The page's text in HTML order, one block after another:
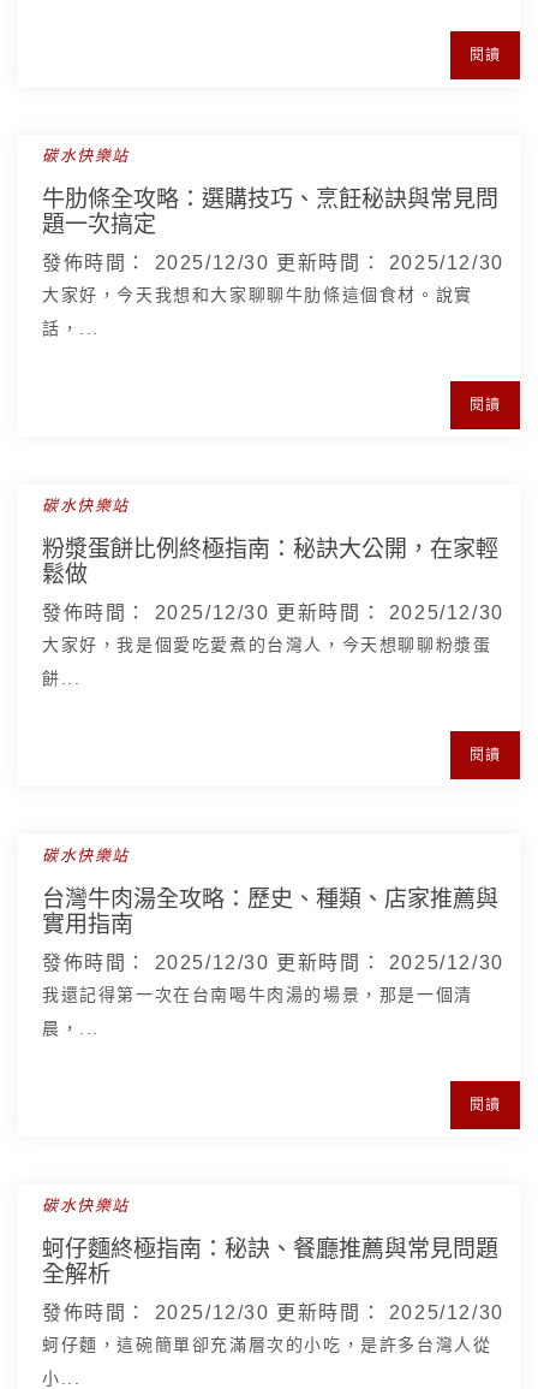
閱讀
碳水快樂站
牛肋條全攻略：選購技巧、烹飪秘訣與常見問
題一次搞定
發佈時間： 2025/12/30 更新時間： 2025/12/30
大家好，今天我想和大家聊聊牛肋條這個食材。說實
話，...
閱讀
碳水快樂站
粉漿蛋餅比例終極指南：秘訣大公開，在家輕
鬆做
發佈時間： 2025/12/30 更新時間： 2025/12/30
大家好，我是個愛吃愛煮的台灣人，今天想聊聊粉漿蛋
餅...
閱讀
碳水快樂站
台灣牛肉湯全攻略：歷史、種類、店家推薦與
實用指南
發佈時間： 2025/12/30 更新時間： 2025/12/30
我還記得第一次在台南喝牛肉湯的場景，那是一個清
晨，...
閱讀
碳水快樂站
蚵仔麵終極指南：秘訣、餐廳推薦與常見問題
全解析
發佈時間： 2025/12/30 更新時間： 2025/12/30
蚵仔麵，這碗簡單卻充滿層次的小吃，是許多台灣人從
小...